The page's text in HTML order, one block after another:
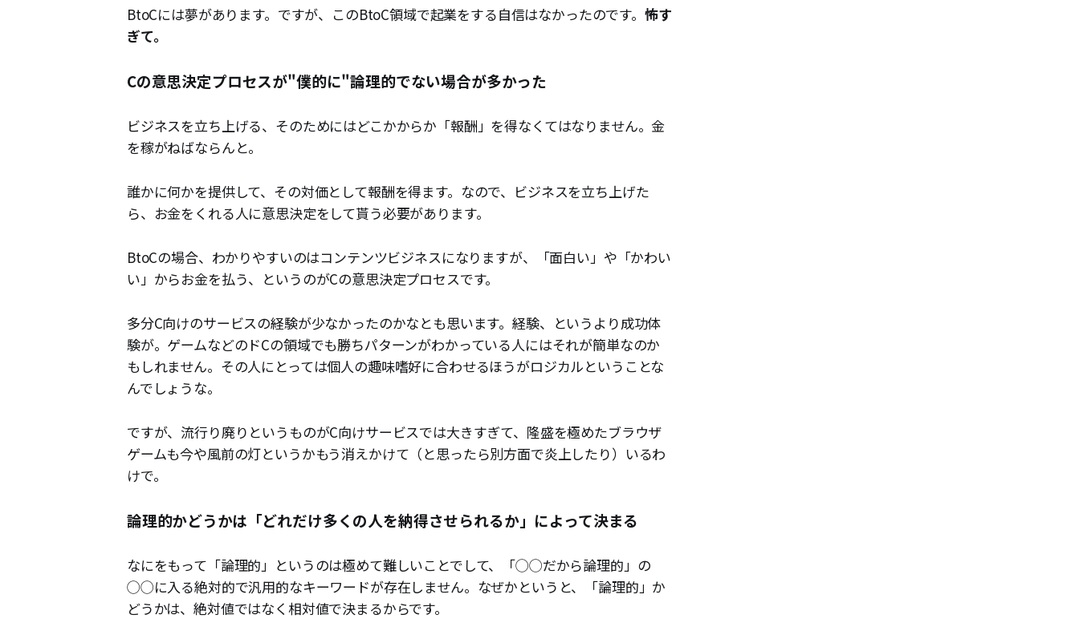
BtoCには夢があります。ですが、このBtoC領域で起業をする自信はなかったのです。 怖す
ぎて。
Cの意思決定プロセスが"僕的に"論理的でない場合が多かった
ビジネスを立ち上げる、そのためにはどこかからか「報酬」を得なくてはなりません。金
を稼がねばならんと。
誰かに何かを提供して、その対価として報酬を得ます。なので、ビジネスを立ち上げた
ら、お金をくれる人に意思決定をして貰う必要があります。
BtoCの場合、わかりやすいのはコンテンツビジネスになりますが、「面白い」や「かわい
い」からお金を払う、というのがCの意思決定プロセスです。
多分C向けのサービスの経験が少なかったのかなとも思います。経験、というより成功体
験が。ゲームなどのドCの領域でも勝ちパターンがわかっている人にはそれが簡単なのか
もしれません。その人にとっては個人の趣味嗜好に合わせるほうがロジカルということな
んでしょうな。
ですが、流行り廃りというものがC向けサービスでは大きすぎて、隆盛を極めたブラウザ
ゲームも今や風前の灯というかもう消えかけて（と思ったら別方面で炎上したり）いるわ
けで。
論理的かどうかは「どれだけ多くの人を納得させられるか」によって決まる
なにをもって「論理的」というのは極めて難しいことでして、「◯◯だから論理的」の
◯◯に入る絶対的で汎用的なキーワードが存在しません。なぜかというと、「論理的」か
どうかは、絶対値ではなく相対値で決まるからです。